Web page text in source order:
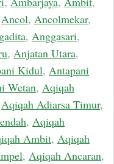
Ancol, Ancolmekar,
, Anggasari,
, Anjatan Utara,
Kidul, Antapani
Wetan, Aqiqah
Aqiqah Adiarsa Timur,
, Aqiqah
Ambit, Aqiqah
, Aqiqah Ancaran,